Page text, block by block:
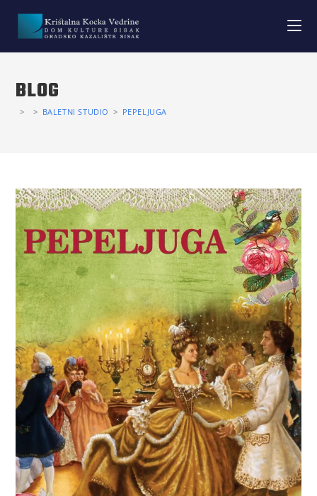
BLOG
> > BALETNI STUDIO > PEPELJUGA